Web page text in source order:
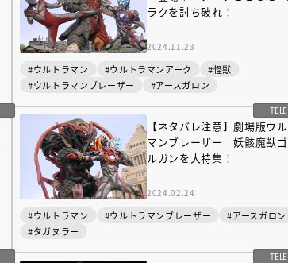
ラクを討ち破れ！
2024.11.23
#ウルトラマン #ウルトラマンアーク
#怪獣
#ウルトラマンブレーザー
#アースガロン
【ネタバレ注意】劇場版ウ
マンブレーザー 妖骸魔獣
ルガンを大特集！
2024.02.24
#ウルトラマン #ウルトラマンブレーザー
#アースガロン
#タガヌラー